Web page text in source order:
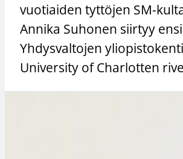
vuotiaiden tyttöjen SM-
Annika Suhonen siirtyy
Yhdysvaltojen
University of Charlotten